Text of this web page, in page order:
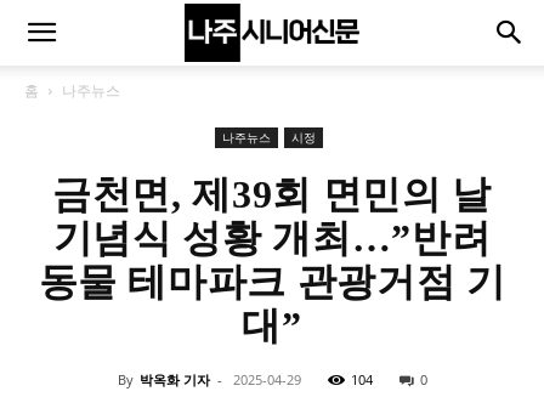
홈 나주뉴스
나주뉴스 시정
금천면, 제39회 면민의 날
기념식 성황 개최…”반려
동물 테마파크 관광거점 기
대”
By 박옥화 기자 - 2025-04-29 104 0